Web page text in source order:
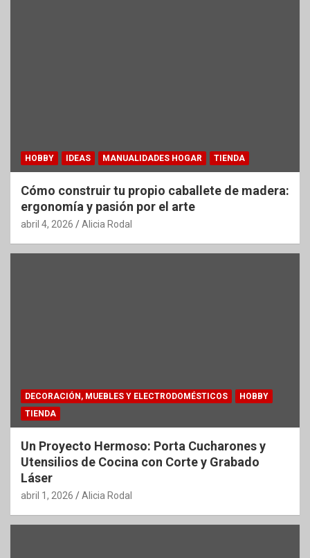
HOBBY IDEAS MANUALIDADES HOGAR TIENDA
Cómo construir tu propio caballete de madera:
ergonomía y pasión por el arte
abril 4, 2026 Alicia Rodal
DECORACIÓN, MUEBLES Y ELECTRODOMÉSTICOS
HOBBY
TIENDA
Un Proyecto Hermoso: Porta Cucharones y
Utensilios de Cocina con Corte y Grabado
Láser
abril 1, 2026 Alicia Rodal